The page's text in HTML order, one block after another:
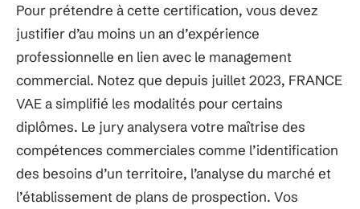
Pour prétendre à cette certification, vous devez
justifier d’au moins un an d’expérience
professionnelle en lien avec le management
commercial. Notez que depuis juillet 2023, FRANCE
VAE a simplifié les modalités pour certains
diplômes. Le jury analysera votre maîtrise des
compétences commerciales comme l’identification
des besoins d’un territoire, l’analyse du marché et
l’établissement de plans de prospection. Vos